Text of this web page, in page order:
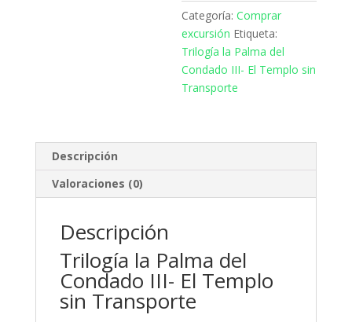
sin
Transporte
cantidad
Categoría:Comprar
excursión Etiqueta:
Trilogía la Palma del
Condado III- El Templo sin
Transporte
Descripción
Valoraciones (0)
Descripción
Trilogía la Palma del
Condado III- El Templo
sin Transporte